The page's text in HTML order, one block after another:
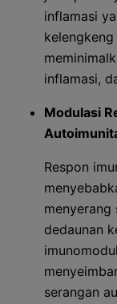
inflamasi
inflamasi,
Modulasi
Respon
menyerang
dedaunan
serangan